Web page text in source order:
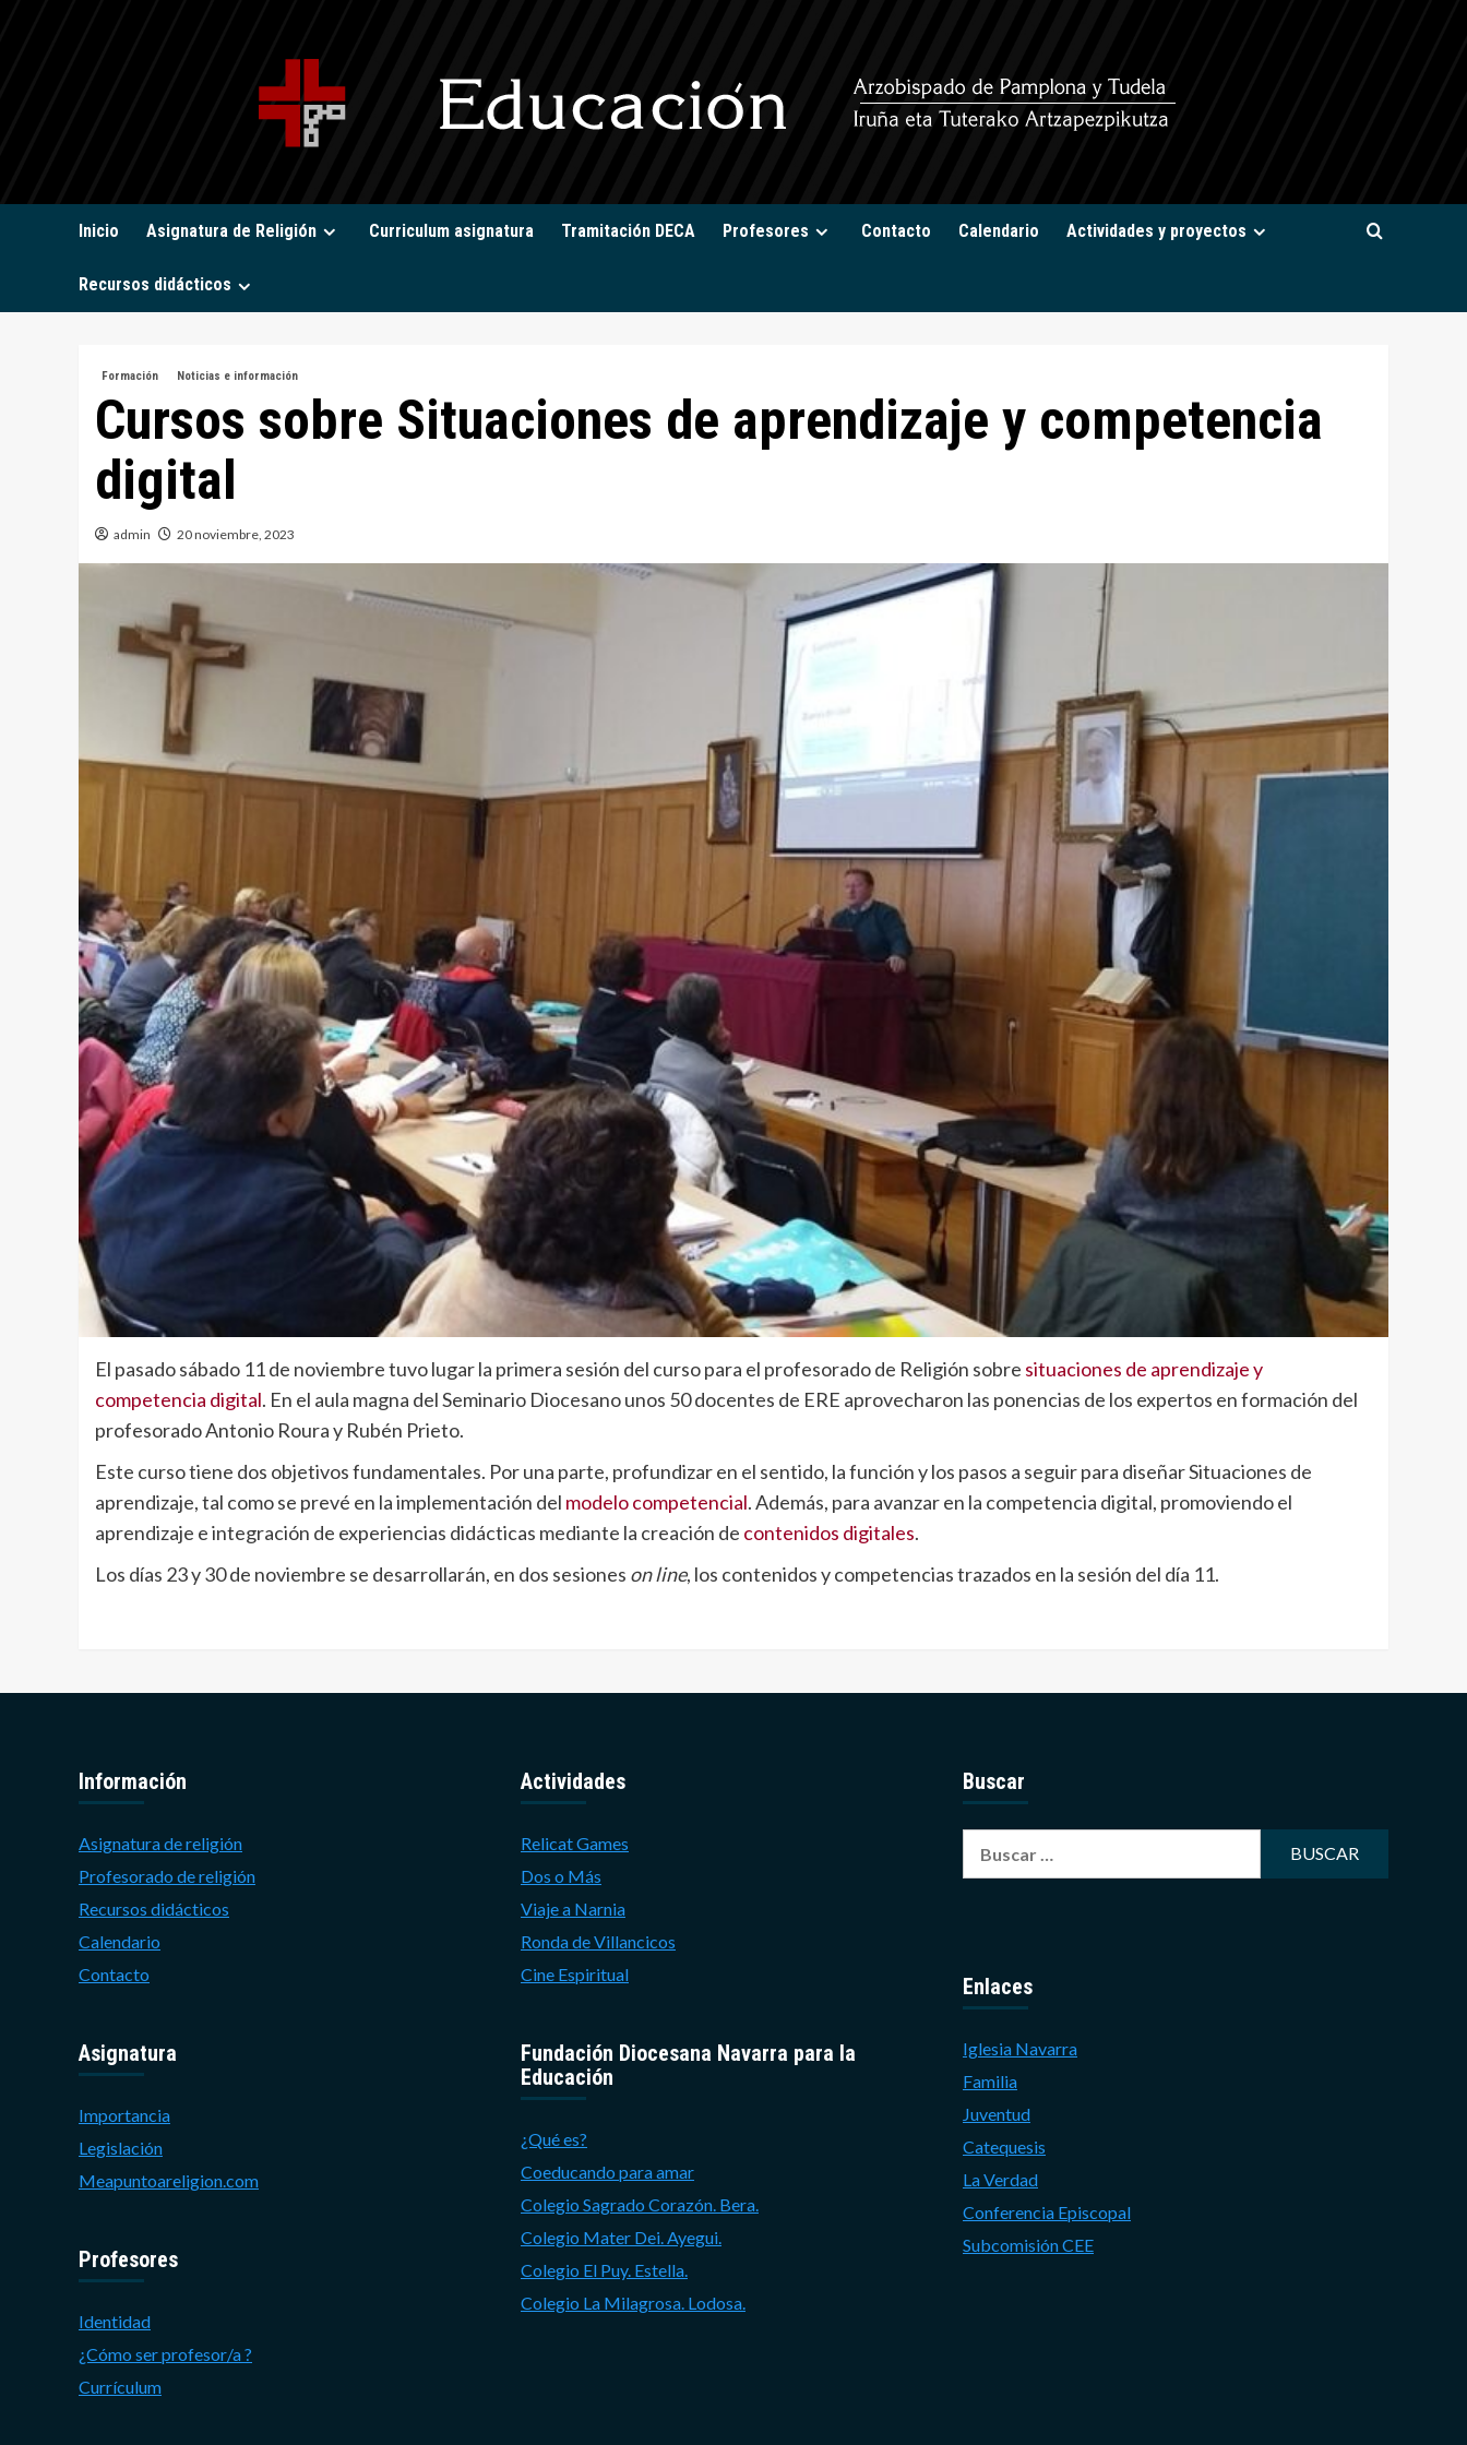
Inicio Asignatura de Religión Curriculum asignatura Tramitación DECA Profesores Contacto Calendario Actividades y proyectos
Recursos didácticos
Formación Noticias e información
Cursos sobre Situaciones de aprendizaje y competencia
digital
admin 20 noviembre, 2023
El pasado sábado 11 de noviembre tuvo lugar la primera sesión del curso para el profesorado de Religión sobre situaciones de aprendizaje y
competencia digital. En el aula magna del Seminario Diocesano unos 50 docentes de ERE aprovecharon las ponencias de los expertos en formación del
profesorado Antonio Roura y Rubén Prieto.
Este curso tiene dos objetivos fundamentales. Por una parte, profundizar en el sentido, la función y los pasos a seguir para diseñar Situaciones de
aprendizaje, tal como se prevé en la implementación del modelo competencial. Además, para avanzar en la competencia digital, promoviendo el
aprendizaje e integración de experiencias didácticas mediante la creación de contenidos digitales.
Los días 23 y 30 de noviembre se desarrollarán, en dos sesiones on line, los contenidos y competencias trazados en la sesión del día 11.
Información
Asignatura de religión
Profesorado de religión
Recursos didácticos
Calendario
Contacto
Asignatura
Importancia
Legislación
Meapuntoareligion.com
Profesores
Identidad
¿Cómo ser profesor/a ?
Currículum
Actividades
Relicat Games
Dos o Más
Viaje a Narnia
Ronda de Villancicos
Cine Espiritual
Fundación Diocesana Navarra para la
Educación
¿Qué es?
Coeducando para amar
Colegio Sagrado Corazón. Bera.
Colegio Mater Dei. Ayegui.
Colegio El Puy. Estella.
Colegio La Milagrosa. Lodosa.
Buscar
Enlaces
Iglesia Navarra
Familia
Juventud
Catequesis
La Verdad
Conferencia Episcopal
Subcomisión CEE